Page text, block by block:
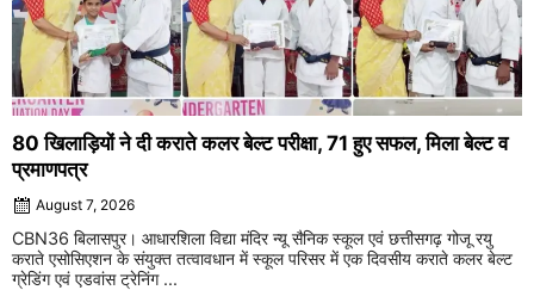
80 खिलाड़ियों ने दी कराते कलर बेल्ट परीक्षा, 71 हुए सफल, मिला बेल्ट व
प्रमाणपत्र
August 7, 2026
CBN36 बिलासपुर। आधारशिला विद्या मंदिर न्यू सैनिक स्कूल एवं छत्तीसगढ़ गोजू रयु
कराते एसोसिएशन के संयुक्त तत्वावधान में स्कूल परिसर में एक दिवसीय कराते कलर बेल्ट
ग्रेडिंग एवं एडवांस ट्रेनिंग ...